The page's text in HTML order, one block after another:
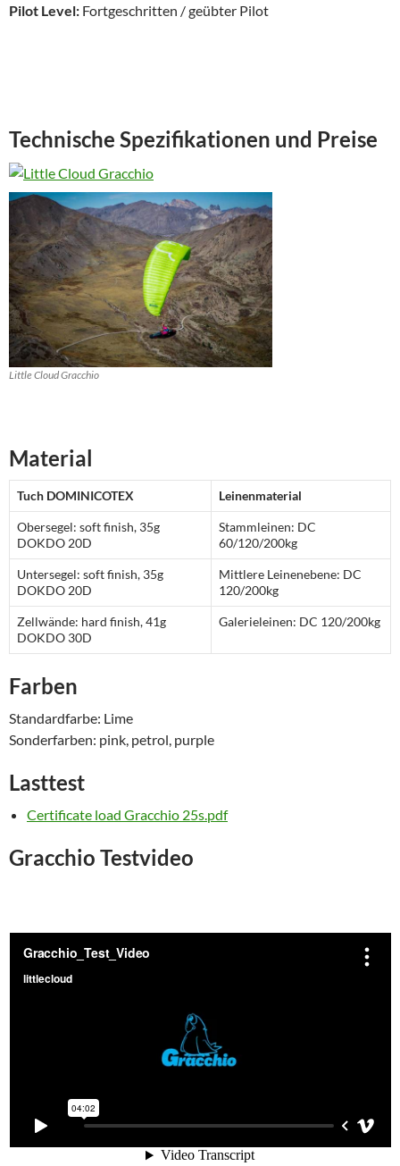
Pilot Level: Fortgeschritten / geübter Pilot
Technische Spezifikationen und Preise
Little Cloud Gracchio
Material
Tuch DOMINICOTEX Leinenmaterial
Obersegel: soft finish, 35g
DOKDO 20D
Stammleinen: DC
60/120/200kg
Untersegel: soft finish, 35g
DOKDO 20D
Mittlere Leinenebene: DC
120/200kg
Zellwände: hard finish, 41g
DOKDO 30D
Galerieleinen: DC 120/200kg
Farben
Standardfarbe: Lime
Sonderfarben: pink, petrol, purple
Lasttest
Certificate load Gracchio 25s.pdf
Gracchio Testvideo